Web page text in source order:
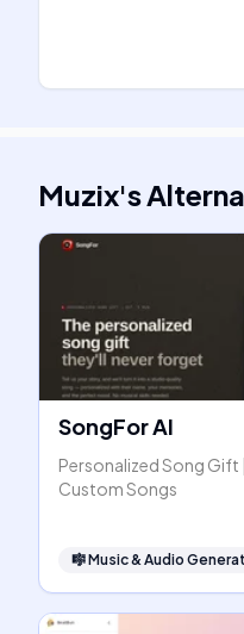
Muzix's
SongFor AI
Personalized Song Gift
Custom Songs
🎼Music & Audio